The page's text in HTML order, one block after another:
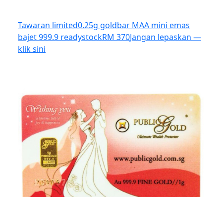
Tawaran limited0.25g goldbar MAA mini emas
bajet 999.9 readystockRM 370Jangan lepaskan —
klik sini